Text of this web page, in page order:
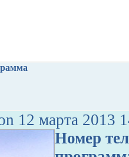
12 марта 2013
Номер